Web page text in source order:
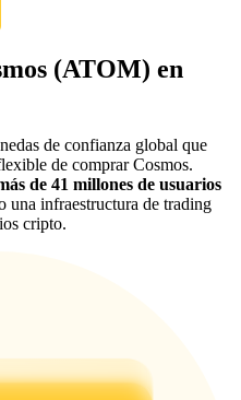
pool
USDT
(ATOM) en
de confianza global que
de comprar Cosmos.
de 41 millones de usuarios
una infraestructura de trading
cripto.